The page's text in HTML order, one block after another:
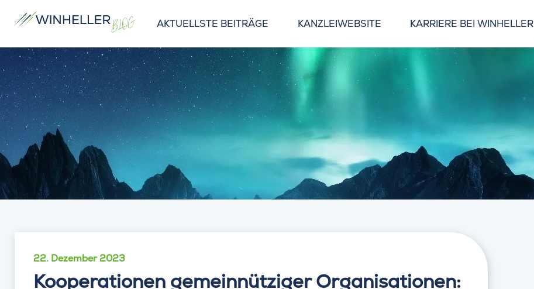
AKTUELLSTE BEITRÄGE KANZLEIWEBSITE KARRIERE BEI WINHELLER
22. Dezember 2023
Kooperationen gemeinnütziger Organisationen: